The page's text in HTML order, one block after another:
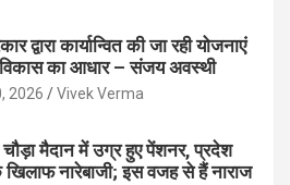
द्वारा कार्यान्वित की जा रही योजनाएं
का आधार – संजय अवस्थी
2026 Vivek Verma
मैदान में उग्र हुए पेंशनर, प्रदेश
नारेबाजी; इस वजह से हैं नाराज